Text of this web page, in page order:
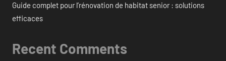
Guide complet pour l’rénovation de habitat senior : solutions
efficaces
Recent Comments